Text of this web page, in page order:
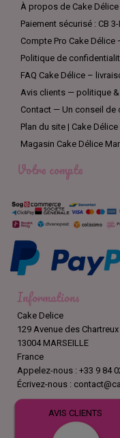
À propos de Cake
Paiement sécurisé : CB
Compte Pro Cake
Politique de
FAQ Cake Délice –
Avis clients — politique
Contact — Un conseil de
Plan du site | Cake Délice
Magasin Cake Délice
Votre compte
Informations
Cake Delice
129 Avenue des Chartreux
13004 MARSEILLE
France
Appelez-nous : +33 9 84
Écrivez-nous :
AVIS CLIENTS